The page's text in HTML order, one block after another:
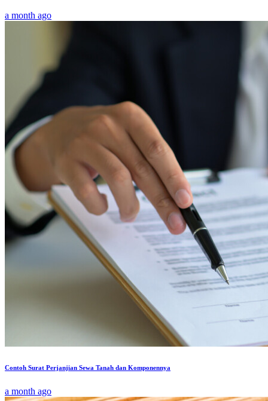
a month ago
Contoh Surat Perjanjian Sewa Tanah dan Komponennya
a month ago